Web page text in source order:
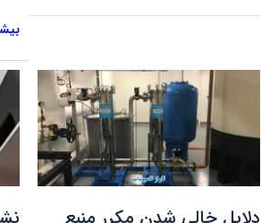
مکرر
آب
چیست؟
نشت
با